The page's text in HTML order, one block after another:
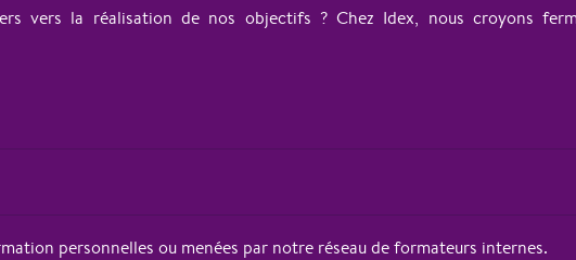
vers la réalisation de nos objectifs ? Chez Idex, nous croyons
personnelles ou menées par notre réseau de formateurs internes.